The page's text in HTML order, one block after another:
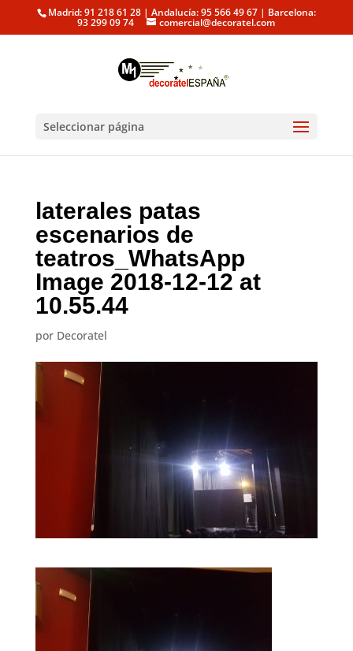
Madrid: 91 218 61 28 | Andalucía: 95 566 49 67 | Barcelona:
93 299 09 74 comercial@decoratel.com
Seleccionar página
laterales patas
escenarios de
teatros_WhatsApp
Image 2018-12-12 at
10.55.44
por Decoratel